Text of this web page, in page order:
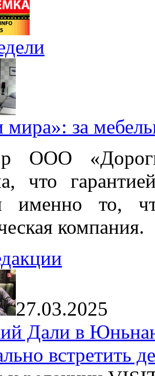
мира»: за
ООО
что
именно то,
компания.
27.03.2025
Дали в
встретить